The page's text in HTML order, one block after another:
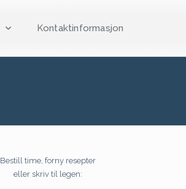
Kontaktinformasjon
Bestill time, forny resepter
eller skriv til legen: